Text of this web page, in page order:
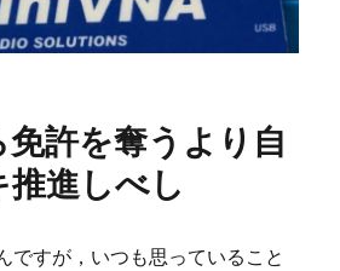
許を奪うより自
進しべし
ですが，いつも思っていること